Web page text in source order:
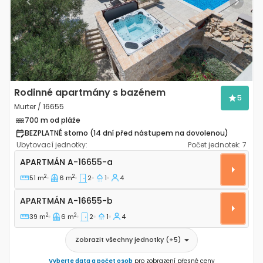
Previous Next
Rodinné apartmány s bazénem
Murter / 16655
5
700 m od pláže
BEZPLATNÉ storno (14 dní před nástupem na dovolenou)
Ubytovací jednotky:
Počet jednotek: 7
Dvoupokojový apartmán Murter A-16655-a
APARTMÁN A-16655-a
51 m2 6 m2 2 1 4
Apartmán A-16655-b
APARTMÁN A-16655-b
39 m2 6 m2 2 1 4
Zobrazit všechny jednotky (+5)
Vyberte data a počet osob pro zobrazení přesné ceny